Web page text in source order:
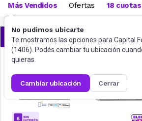
No pudimos ubicarte
Te mostramos las opciones para Capital
(1406). Podés cambiar tu ubicación
quieras.
cambiar ubicación cerrar
Más Vendidos Ofertas 18 cuotas
¡Aprovechá las ofertas